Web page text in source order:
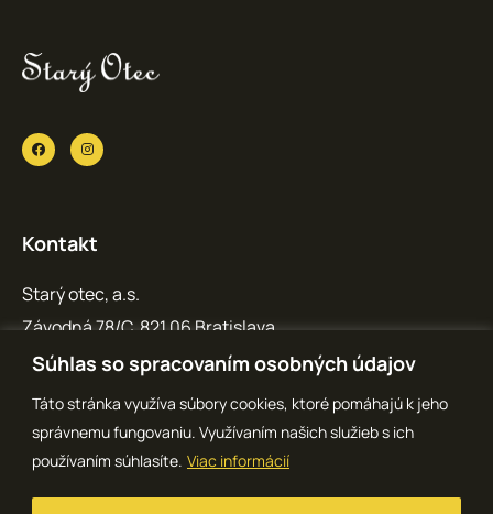
Súhlas so spracovaním osobných údajov
Táto stránka využíva súbory cookies, ktoré pomáhajú k jeho
správnemu fungovaniu. Využívaním našich služieb s ich
používaním súhlasíte. Viac informácií
Kontakt
Starý otec, a.s.
Závodná 78/C, 821 06 Bratislava
IČO: 36 769 371
info@staryotec.sk
Copyright © 2023 Starý otec – poctivé slovenské potraviny | by